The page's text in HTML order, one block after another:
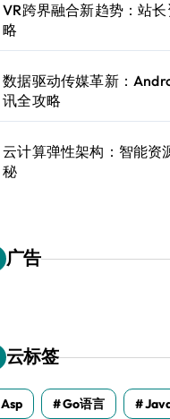
VR跨界融合新趋势：站
略
数据驱动传媒革新：
讯全攻略
云计算弹性架构：智能资
秘
广告
云标签
Asp Go语言